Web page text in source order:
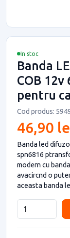
In stoc
Banda
COB 12v
pentru
Cod produs:
46,90
Banda led
spn6816
modern cu
avacircnd o
aceasta banda